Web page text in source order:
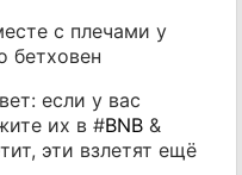
с плечами у
бетховен
если у вас
их в #BNB &
эти взлетят ещё